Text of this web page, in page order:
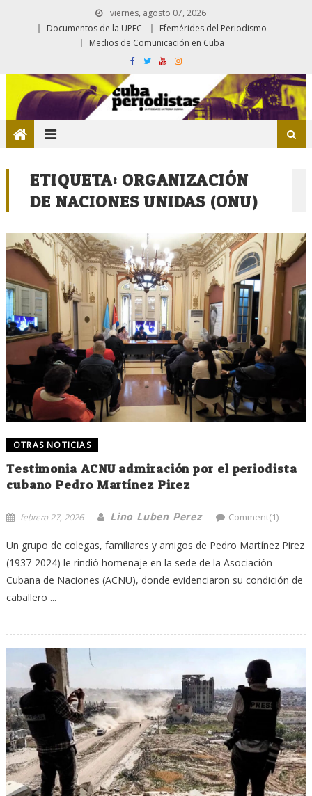
viernes, agosto 07, 2026
Documentos de la UPEC
Efemérides del Periodismo
Medios de Comunicación en Cuba
ETIQUETA: ORGANIZACIÓN
DE NACIONES UNIDAS (ONU)
OTRAS NOTICIAS
Testimonia ACNU admiración por el periodista
cubano Pedro Martínez Pirez
febrero 27, 2026 Lino Luben Perez Comment(1)
Un grupo de colegas, familiares y amigos de Pedro Martínez Pirez
(1937-2024) le rindió homenaje en la sede de la Asociación
Cubana de Naciones (ACNU), donde evidenciaron su condición de
caballero ...